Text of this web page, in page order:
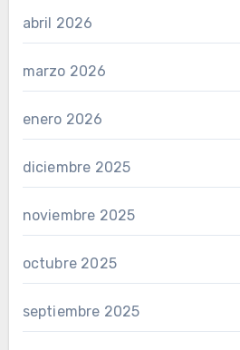
abril 2026
marzo 2026
enero 2026
diciembre 2025
noviembre 2025
octubre 2025
septiembre 2025